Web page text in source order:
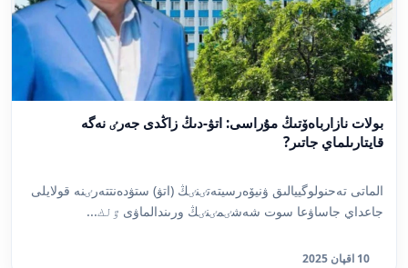
بولات نازارباەۆتىڭ مۇراسى: اتۋ-دىڭ زاڭدى جەرٸ نەگە
قايتارىلماي جاتىر?
الماتى تەحنولوگييالىق ۋنيۆەرسيتەتٸنٸڭ (اتۋ) ستۋدەنتتەرٸنە قولايلى
جاعداي جاساۋعا سوت شەشٸمٸنٸڭ ورىندالماۋى ٷلك...
10 اقپان 2025